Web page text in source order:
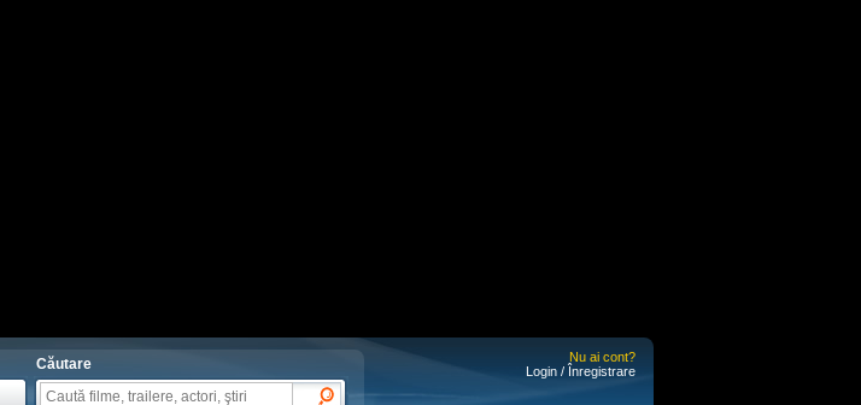
Căutare
Nu ai cont?
Login / Înregistrare